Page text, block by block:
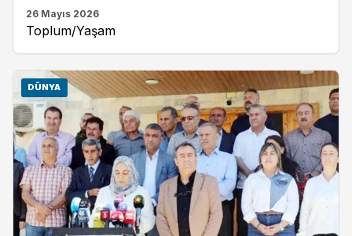
26 Mayıs 2026
Toplum/Yaşam
DÜNYA